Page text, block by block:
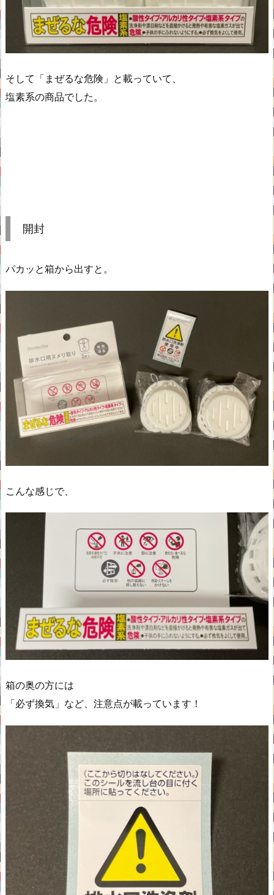
そして「まぜるな危険」と載っていて、
塩素系の商品でした。
開封
パカッと箱から出すと。
こんな感じで、
箱の奥の方には
「必ず換気」など、注意点が載っています！